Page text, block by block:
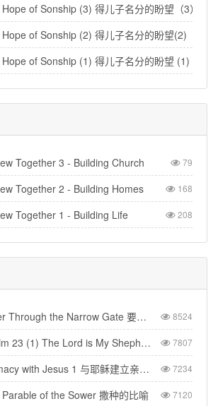
of Sonship (3) 得儿子名分的盼望（3）
of Sonship (2) 得儿子名分的盼望(2)
of Sonship (1) 得儿子名分的盼望 (1)
Together 3 - Building Church 79
Together 2 - Building Homes 168
Together 1 - Building Life 208
2018-11-04 Enter Through the Narrow Gate 要进窄门 8524
2021-06-20 Psalm 23 (1) The Lord is My Shepherd - 诗篇二十三(1) 耶和华是我的牧者 7807
2022-04-03 Intimacy with Jesus 1 与耶稣建立亲密的关系（1） 7234
of the Sower 撒种的比喻 7120